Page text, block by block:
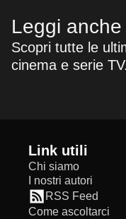
Leggi anche
Scopri tutte le
cinema e serie TV.
Link utili
Chi siamo
I nostri autori
RSS Feed
Come ascoltarci